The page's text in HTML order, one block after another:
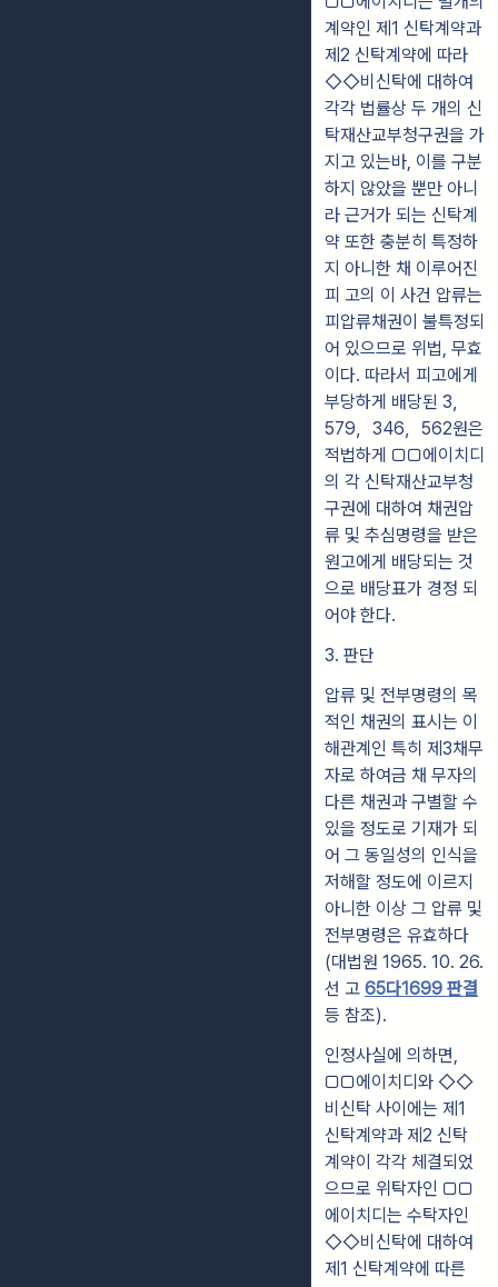
계약인 제1 신탁계약과
제2 신탁계약에 따라
◇◇비신탁에 대하여
각각 법률상 두 개의 신
탁재산교부청구권을 가
지고 있는바, 이를 구분
하지 않았을 뿐만 아니
라 근거가 되는 신탁계
약 또한 충분히 특정하
지 아니한 채 이루어진
피 고의 이 사건 압류는
피압류채권이 불특정되
어 있으므로 위법, 무효
이다. 따라서 피고에게
부당하게 배당된 3，
579，346，562원은
적법하게 ▢▢에이치디
의 각 신탁재산교부청
구권에 대하여 채권압
류 및 추심명령을 받은
원고에게 배당되는 것
으로 배당표가 경정 되
어야 한다.
3. 판단
압류 및 전부명령의 목
적인 채권의 표시는 이
해관계인 특히 제3채무
자로 하여금 채 무자의
다른 채권과 구별할 수
있을 정도로 기재가 되
어 그 동일성의 인식을
저해할 정도에 이르지
아니한 이상 그 압류 및
전부명령은 유효하다
(대법원 1965. 10. 26.
선 고 65다1699 판결
등 참조).
인정사실에 의하면,
▢▢에이치디와 ◇◇
비신탁 사이에는 제1
신탁계약과 제2 신탁
계약이 각각 체결되었
으므로 위탁자인 ▢▢
에이치디는 수탁자인
◇◇비신탁에 대하여
제1 신탁계약에 따른